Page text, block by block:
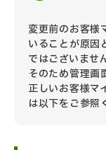
変更前のお客様
いることが原因
ではございませ
そのため管理画
正しいお客様マ
は以下をご参照